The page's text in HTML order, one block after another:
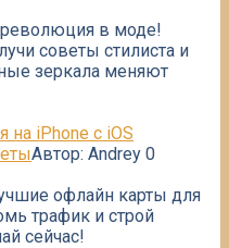
революция в моде!
советы стилиста и
зеркала меняют
на iPhone с iOS
Автор: Andrey 0
офлайн карты для
трафик и строй
сейчас!